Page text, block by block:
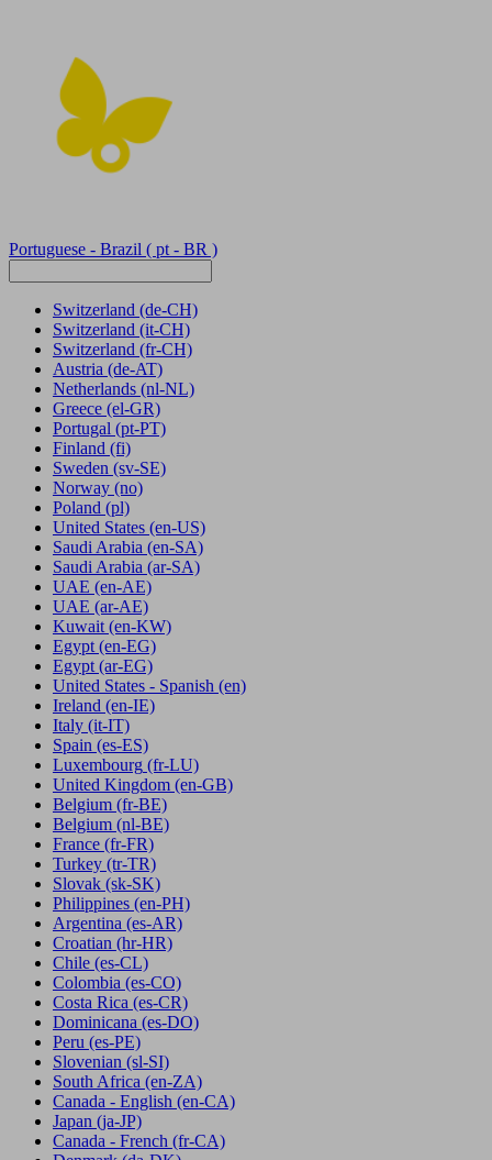
Portuguese - Brazil ( pt - BR )
Switzerland (de-CH)
Switzerland (it-CH)
Switzerland (fr-CH)
Austria (de-AT)
Netherlands (nl-NL)
Greece (el-GR)
Portugal (pt-PT)
Finland (fi)
Sweden (sv-SE)
Norway (no)
Poland (pl)
United States (en-US)
Saudi Arabia (en-SA)
Saudi Arabia (ar-SA)
UAE (en-AE)
UAE (ar-AE)
Kuwait (en-KW)
Egypt (en-EG)
Egypt (ar-EG)
United States - Spanish (en)
Ireland (en-IE)
Italy (it-IT)
Spain (es-ES)
Luxembourg (fr-LU)
United Kingdom (en-GB)
Belgium (fr-BE)
Belgium (nl-BE)
France (fr-FR)
Turkey (tr-TR)
Slovak (sk-SK)
Philippines (en-PH)
Argentina (es-AR)
Croatian (hr-HR)
Chile (es-CL)
Colombia (es-CO)
Costa Rica (es-CR)
Dominicana (es-DO)
Peru (es-PE)
Slovenian (sl-SI)
South Africa (en-ZA)
Canada - English (en-CA)
Japan (ja-JP)
Canada - French (fr-CA)